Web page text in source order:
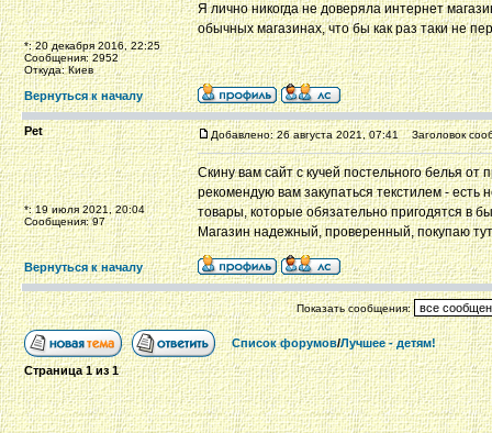
*: 20 декабря 2016, 22:25
Сообщения: 2952
Откуда: Киев
Я лично никогда не доверяла интернет
обычных магазинах, что бы как раз таки не
Вернуться к началу
Pet
*: 19 июля 2021, 20:04
Сообщения: 97
Добавлено: 26 августа 2021, 07:41 Заголовок
Скину вам сайт с кучей постельного белья от
рекомендую вам закупаться текстилем - есть
товары, которые обязательно пригодятся в
Магазин надежный, проверенный, покупаю
Вернуться к началу
Показать сообщения:
Список форумов/Лучшее - детям!
Страница1из1